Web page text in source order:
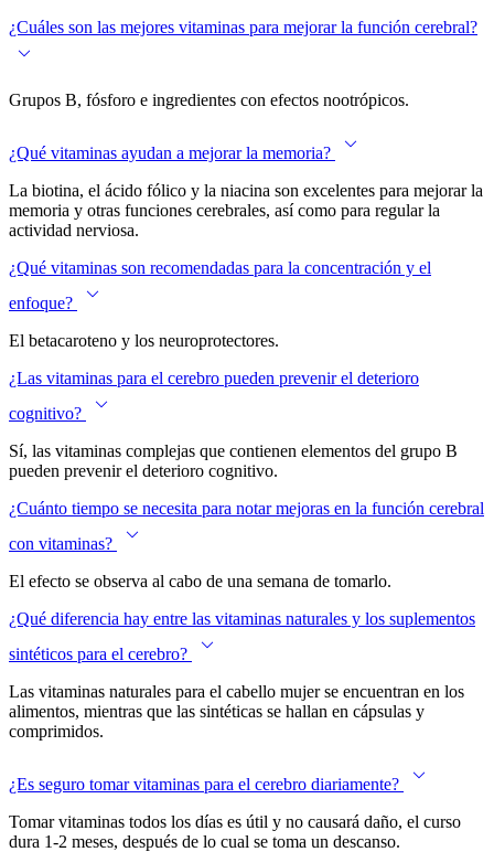
¿Cuáles son las mejores vitaminas para mejorar la función cerebral?
Grupos B, fósforo e ingredientes con efectos nootrópicos.
¿Qué vitaminas ayudan a mejorar la memoria?
La biotina, el ácido fólico y la niacina son excelentes para mejorar la
memoria y otras funciones cerebrales, así como para regular la
actividad nerviosa.
¿Qué vitaminas son recomendadas para la concentración y el
enfoque?
El betacaroteno y los neuroprotectores.
¿Las vitaminas para el cerebro pueden prevenir el deterioro
cognitivo?
Sí, las vitaminas complejas que contienen elementos del grupo B
pueden prevenir el deterioro cognitivo.
¿Cuánto tiempo se necesita para notar mejoras en la función cerebral
con vitaminas?
El efecto se observa al cabo de una semana de tomarlo.
¿Qué diferencia hay entre las vitaminas naturales y los suplementos
sintéticos para el cerebro?
Las vitaminas naturales para el cabello mujerse encuentran en los
alimentos, mientras que las sintéticas se hallan en cápsulas y
comprimidos.
¿Es seguro tomar vitaminas para el cerebro diariamente?
Tomar vitaminas todos los días es útil y no causará daño, el curso
dura 1-2 meses, después de lo cual se toma un descanso.